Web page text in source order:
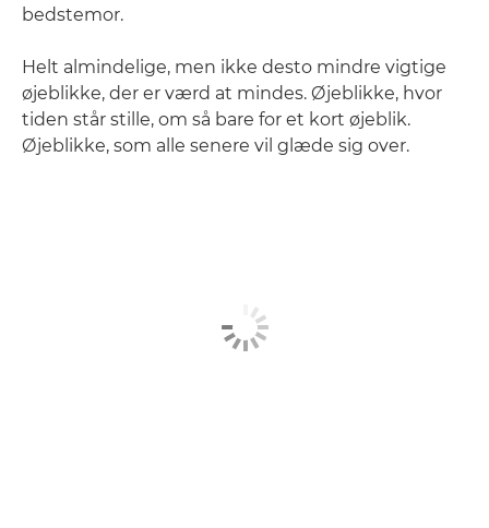
bedstemor.
Helt almindelige, men ikke desto mindre vigtige
øjeblikke, der er værd at mindes. Øjeblikke, hvor
tiden står stille, om så bare for et kort øjeblik.
Øjeblikke, som alle senere vil glæde sig over.